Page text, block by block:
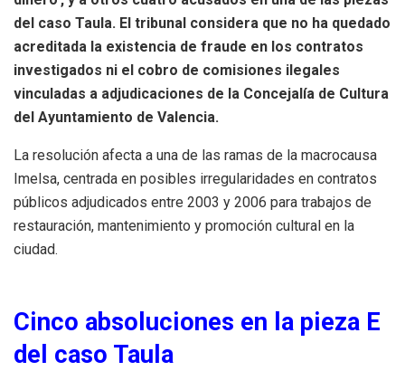
del caso Taula. El tribunal considera que no ha quedado
acreditada la existencia de fraude en los contratos
investigados ni el cobro de comisiones ilegales
vinculadas a adjudicaciones de la Concejalía de Cultura
del Ayuntamiento de Valencia.
La resolución afecta a una de las ramas de la macrocausa
Imelsa, centrada en posibles irregularidades en contratos
públicos adjudicados entre 2003 y 2006 para trabajos de
restauración, mantenimiento y promoción cultural en la
ciudad.
Cinco absoluciones en la pieza E
del caso Taula